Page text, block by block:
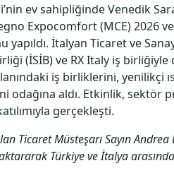
ev sahipliğinde Venedik
Expocomfort (MCE) 2026
İtalyan Ticaret ve
(İSİB) ve RX Italy iş
iş birliklerini, yenilikçi
aldı. Etkinlik, sektör
gerçekleşti.
Ticaret Müsteşarı Sayın Andrea
Türkiye ve İtalya